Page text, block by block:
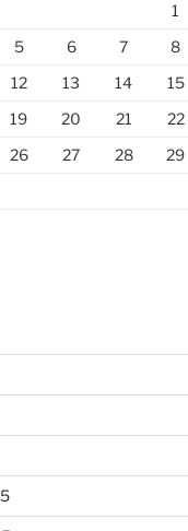
1
5 6 7 8
12 13 14 15
19 20 21 22
26 27 28 29